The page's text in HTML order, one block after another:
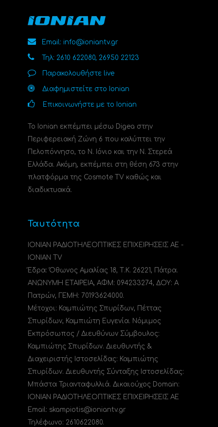
Email: info@ioniantv.gr
Τηλ: 2610 622080, 26950 22123
Παρακολουθήστε live
Διαφημιστείτε στο Ionian
Επικοινωνήστε με το Ionian
Το Ionian εκπέμπει μέσω Digea στην
Περιφερειακή Ζώνη 6 που καλύπτει την
Πελοπόννησο, το N. Ιόνιο και την Ν. Στερεά
Ελλάδα. Ακόμη, εκπέμπει στη θέση 673 στην
πλατφόρμα της Cosmote TV καθώς και
διαδικτυακά.
Ταυτότητα
ΙΟΝΙΑΝ ΡΑΔΙΟΤΗΛΕΟΠΤΙΚΕΣ ΕΠΙΧΕΙΡΗΣΕΙΣ ΑΕ -
IONIAN TV
Έδρα: Όθωνος Αμαλίας 18, Τ.Κ. 26221, Πάτρα.
ΑΝΩΝΥΜΗ ΕΤΑΙΡΕΙΑ, ΑΦΜ: 094233274, ΔΟΥ: A
Πατρών, ΓΕΜΗ: 70193624000.
Μέτοχοι: Καμπιώτης Σπυρίδων, Πέττας
Σπυρίδων, Καμπιώτη Ευγενία. Νόμιμος
Εκπρόσωπος / Διευθύνων Σύμβουλος:
Καμπιώτης Σπυρίδων. Διευθυντής &
Διαχειριστής Ιστοσελίδας: Καμπιώτης
Σπυρίδων. Διευθυντής Σύνταξης Ιστοσελίδας:
Μπάστα Τριανταφυλλιά. Δικαιούχος Domain:
ΙΟΝΙΑΝ ΡΑΔΙΟΤΗΛΕΟΠΤΙΚΕΣ ΕΠΙΧΕΙΡΗΣΕΙΣ ΑΕ
Email: skampiotis@ioniantv.gr
Τηλέφωνο: 2610622080.